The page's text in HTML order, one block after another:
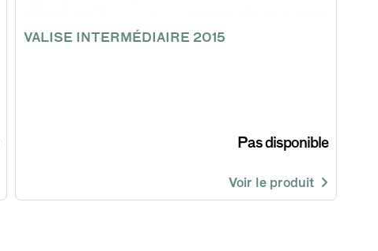
VALISE INTERMÉDIAIRE 2015
Pas disponible
Voir le produit